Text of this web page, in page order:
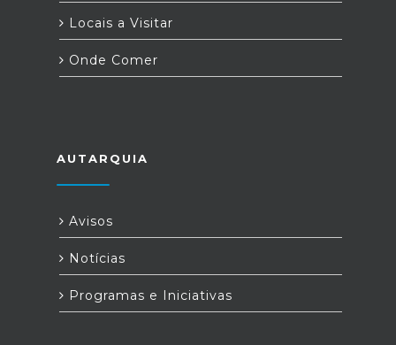
Locais a Visitar
Onde Comer
AUTARQUIA
Avisos
Notícias
Programas e Iniciativas